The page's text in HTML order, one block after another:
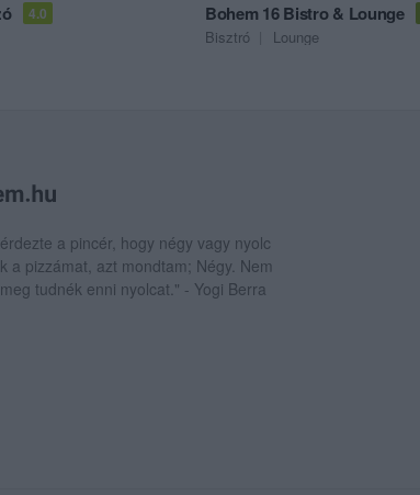
4.0 Bohem 16 Bistro & Lounge
Bisztró Lounge
a pincér, hogy négy vagy nyolc
a pizzámat, azt mondtam; Négy. Nem
tudnék enni nyolcat." - Yogi Berra